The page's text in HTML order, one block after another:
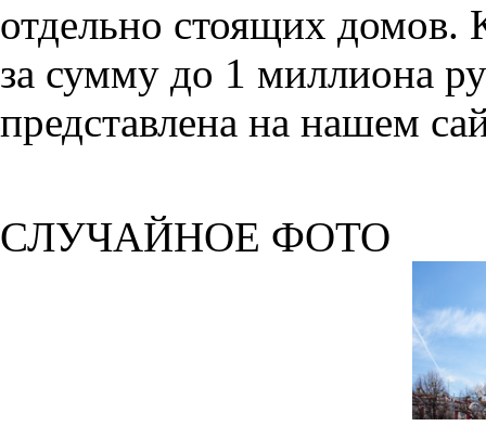
отдельно стоящих домов.
за сумму до 1 миллиона
представлена на нашем
СЛУЧАЙНОЕ ФОТО